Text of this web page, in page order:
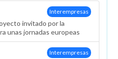
Interempresas
invitado por la
unas jornadas europeas
Interempresas